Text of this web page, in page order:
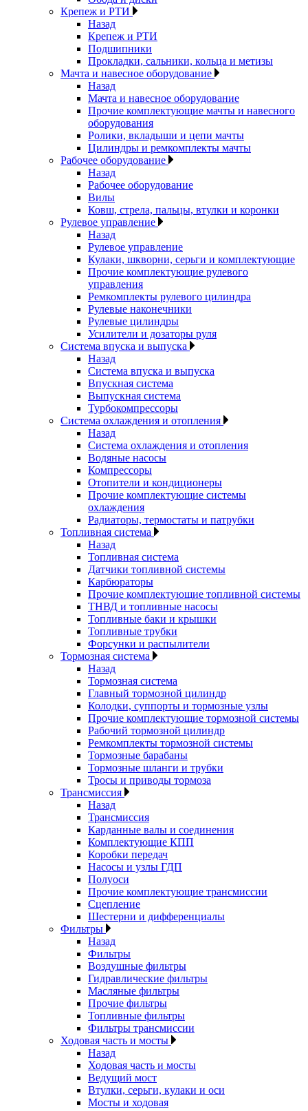
Крепеж и РТИ
Назад
Крепеж и РТИ
Подшипники
Прокладки, сальники, кольца и метизы
Мачта и навесное оборудование
Назад
Мачта и навесное оборудование
Прочие комплектующие мачты и навесного
оборудования
Ролики, вкладыши и цепи мачты
Цилиндры и ремкомплекты мачты
Рабочее оборудование
Назад
Рабочее оборудование
Вилы
Ковш, стрела, пальцы, втулки и коронки
Рулевое управление
Назад
Рулевое управление
Кулаки, шкворни, серьги и комплектующие
Прочие комплектующие рулевого
управления
Ремкомплекты рулевого цилиндра
Рулевые наконечники
Рулевые цилиндры
Усилители и дозаторы руля
Система впуска и выпуска
Назад
Система впуска и выпуска
Впускная система
Выпускная система
Турбокомпрессоры
Система охлаждения и отопления
Назад
Система охлаждения и отопления
Водяные насосы
Компрессоры
Отопители и кондиционеры
Прочие комплектующие системы
охлаждения
Радиаторы, термостаты и патрубки
Топливная система
Назад
Топливная система
Датчики топливной системы
Карбюраторы
Прочие комплектующие топливной системы
ТНВД и топливные насосы
Топливные баки и крышки
Топливные трубки
Форсунки и распылители
Тормозная система
Назад
Тормозная система
Главный тормозной цилиндр
Колодки, суппорты и тормозные узлы
Прочие комплектующие тормозной системы
Рабочий тормозной цилиндр
Ремкомплекты тормозной системы
Тормозные барабаны
Тормозные шланги и трубки
Тросы и приводы тормоза
Трансмиссия
Назад
Трансмиссия
Карданные валы и соединения
Комплектующие КПП
Коробки передач
Насосы и узлы ГДП
Полуоси
Прочие комплектующие трансмиссии
Сцепление
Шестерни и дифференциалы
Фильтры
Назад
Фильтры
Воздушные фильтры
Гидравлические фильтры
Масляные фильтры
Прочие фильтры
Топливные фильтры
Фильтры трансмиссии
Ходовая часть и мосты
Назад
Ходовая часть и мосты
Ведущий мост
Втулки, серьги, кулаки и оси
Мосты и ходовая